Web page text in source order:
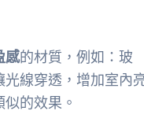
感的材質，例如：玻
線穿透，增加室內
的效果。